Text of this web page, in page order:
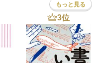
ことは、日本の政党民主
、まさに野党の人、読んで
もっと見る
3位